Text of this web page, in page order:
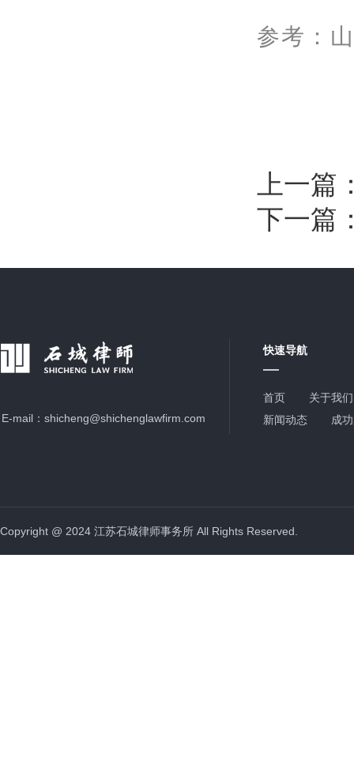
参考：
上一
下一篇
E-mail： shicheng@shichenglawfirm.com
快速导航
首页
关于我们
新闻动态
成
Copyright @ 2024 江苏石城律师事务所 All Rights Reserved.